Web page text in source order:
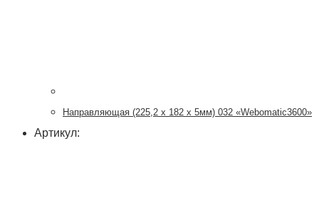
Направляющая (225,2 x 182 х 5мм) 032 «Webomatic3600»
Артикул: